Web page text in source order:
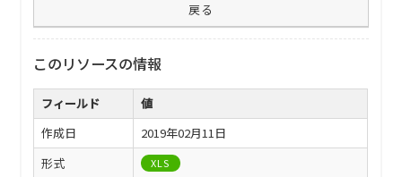
戻る
このリソースの情報
フィールド
値
作成日
2019年02月11日
形式
XLS